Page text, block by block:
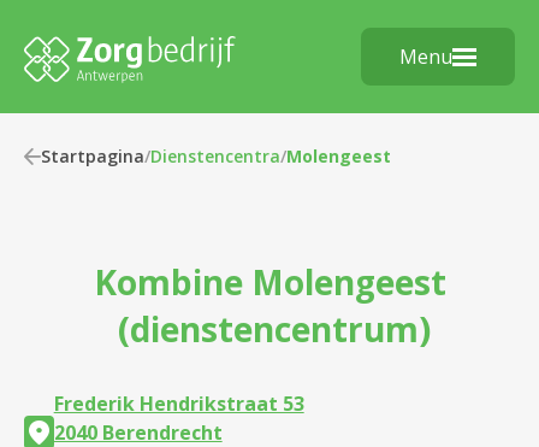
Menu
Startpagina/Dienstencentra/Molengeest
Kombine Molengeest
(dienstencentrum)
Frederik Hendrikstraat 53
2040 Berendrecht